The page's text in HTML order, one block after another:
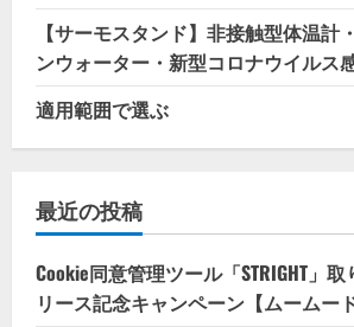
【サーモスタンド】非接触型体温計
ンウォーター・新型コロナウイルス
適用範囲で選ぶ
最近の投稿
Cookie同意管理ツール「STRIGHT」
リース記念キャンペーン【ムームー